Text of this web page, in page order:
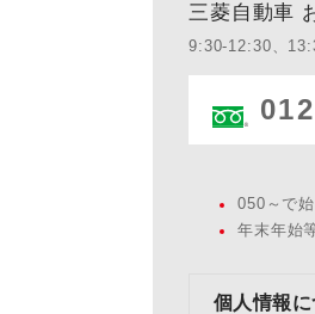
三菱自動車
9:30-12:30、
050～で
年末年始
個人情報に